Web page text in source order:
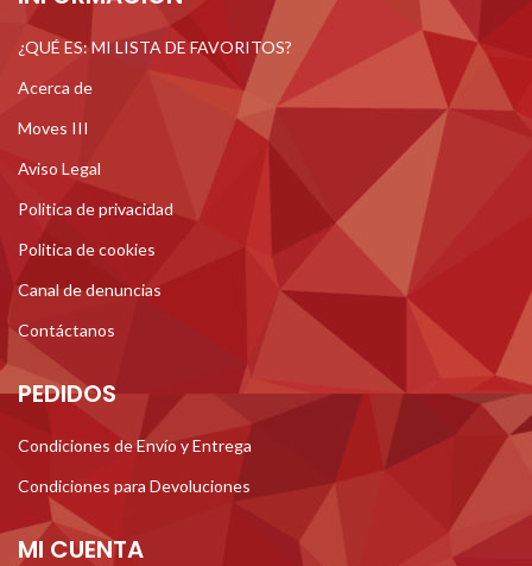
¿QUÉ ES: MI LISTA DE FAVORITOS?
Acerca de
Moves III
Aviso Legal
Politica de privacidad
Politica de cookies
Canal de denuncias
Contáctanos
PEDIDOS
Condiciones de Envío y Entrega
Condiciones para Devoluciones
MI CUENTA